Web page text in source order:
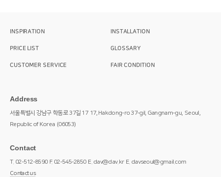
INSPIRATION INSTALLATION
PRICE LIST GLOSSARY
CUSTOMER SERVICE FAIR CONDITION
Address
서울특별시 강남구 학동로 37길 17 17, Hakdong-ro 37-gil, Gangnam-gu, Seoul,
Republic of Korea (06053)
Contact
T. 02-512-8590 F. 02-545-2850 E. dav@dav.kr E. davseoul@gmail.com
Contact us